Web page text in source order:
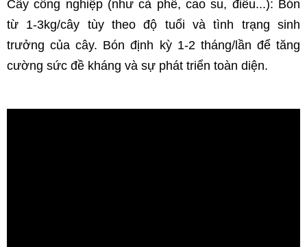
Cây công nghiệp (như cà phê, cao su, điều...): Bón
từ 1-3kg/cây tùy theo độ tuổi và tình trạng sinh
trưởng của cây. Bón định kỳ 1-2 tháng/lần để tăng
cường sức đề kháng và sự phát triển toàn diện.